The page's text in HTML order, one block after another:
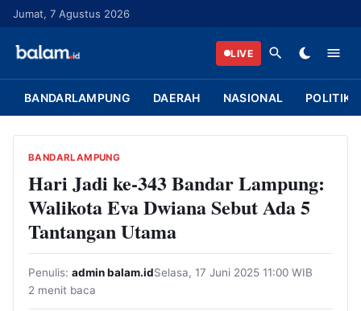
u
Jumat, 7 Agustus 2026
LIVE
BANDARLAMPUNG DAERAH NASIONAL POLITIK
BANDARLAMPUNG
Hari Jadi ke-343 Bandar Lampung:
Walikota Eva Dwiana Sebut Ada 5
Tantangan Utama
Penulis: admin balam.idSelasa, 17 Juni 2025 11:00 WIB
2 menit baca